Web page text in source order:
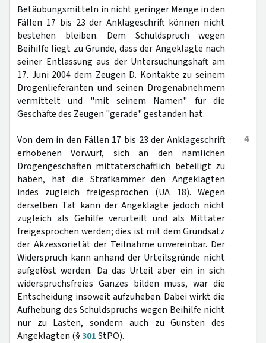
Betäubungsmitteln in nicht geringer Menge in den
Fällen 17 bis 23 der Anklageschrift können nicht
bestehen bleiben. Dem Schuldspruch wegen
Beihilfe liegt zu Grunde, dass der Angeklagte nach
seiner Entlassung aus der Untersuchungshaft am
17. Juni 2004 dem Zeugen D. Kontakte zu seinem
Drogenlieferanten und seinen Drogenabnehmern
vermittelt und "mit seinem Namen" für die
Geschäfte des Zeugen "gerade" gestanden hat.
4
Von dem in den Fällen 17 bis 23 der Anklageschrift
erhobenen Vorwurf, sich an den nämlichen
Drogengeschäften mittäterschaftlich beteiligt zu
haben, hat die Strafkammer den Angeklagten
indes zugleich freigesprochen (UA 18). Wegen
derselben Tat kann der Angeklagte jedoch nicht
zugleich als Gehilfe verurteilt und als Mittäter
freigesprochen werden; dies ist mit dem Grundsatz
der Akzessorietät der Teilnahme unvereinbar. Der
Widerspruch kann anhand der Urteilsgründe nicht
aufgelöst werden. Da das Urteil aber ein in sich
widerspruchsfreies Ganzes bilden muss, war die
Entscheidung insoweit aufzuheben. Dabei wirkt die
Aufhebung des Schuldspruchs wegen Beihilfe nicht
nur zu Lasten, sondern auch zu Gunsten des
Angeklagten (§301StPO).